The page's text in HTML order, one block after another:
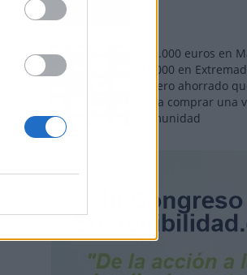
110.000 euros en
31.000 en
dinero ahorrado
para comprar una
comunidad